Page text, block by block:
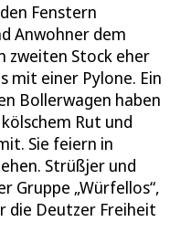
Fenstern
Anwohner dem
zweiten Stock eher
mit einer Pylone. Ein
Bollerwagen haben
Rut und
Sie feiern in
Strüßjer und
Gruppe „Würfellos“,
die Deutzer Freiheit